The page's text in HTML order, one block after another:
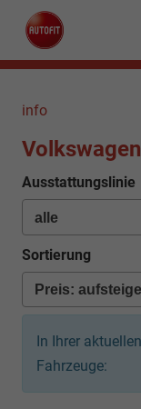
info
Ausstattungslinie
Sortierung
In Ihrer
Fahrzeuge: